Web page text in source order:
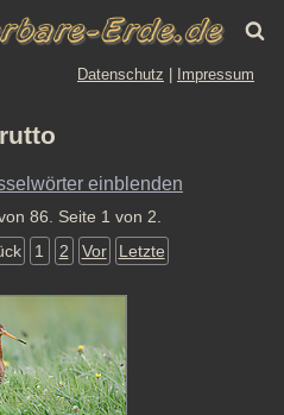
Datenschutz Impressum
einblenden
86. Seite 1 von 2.
1 2 Vor Letzte